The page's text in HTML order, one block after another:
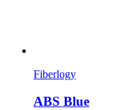
Fiberlogy
ABS Blue